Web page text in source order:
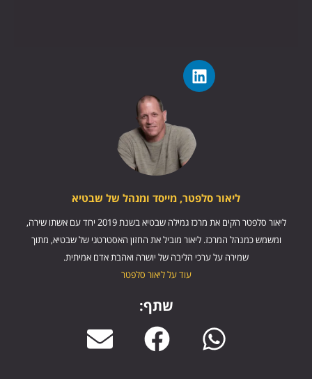
ליאור סלפטר, מייסד ומנהל של שבטיא
ליאור סלפטר הקים את מרכז גמילה שבטיא בשנת 2019 יחד עם אשתו שירה,
ומשמש כמנהל המרכז. ליאור מוביל את החזון האסטרטגי של שבטיא, מתוך
שמירה על ערכי הליבה של יושרה ואהבת אדם אמיתית.
עוד על ליאור סלפטר
שתף: